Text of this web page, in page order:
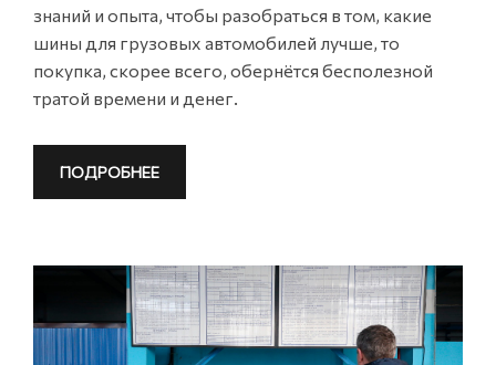
знаний и опыта, чтобы разобраться в том, какие
шины для грузовых автомобилей лучше, то
покупка, скорее всего, обернётся бесполезной
тратой времени и денег.
ПОДРОБНЕЕ